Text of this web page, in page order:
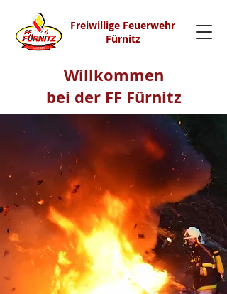
Freiwillige Feuerwehr
Fürnitz
Willkommen
bei der FF Fürnitz